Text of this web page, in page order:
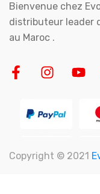
Bienvenue chez
distributeur leader
au Maroc .
Copyright © 2021